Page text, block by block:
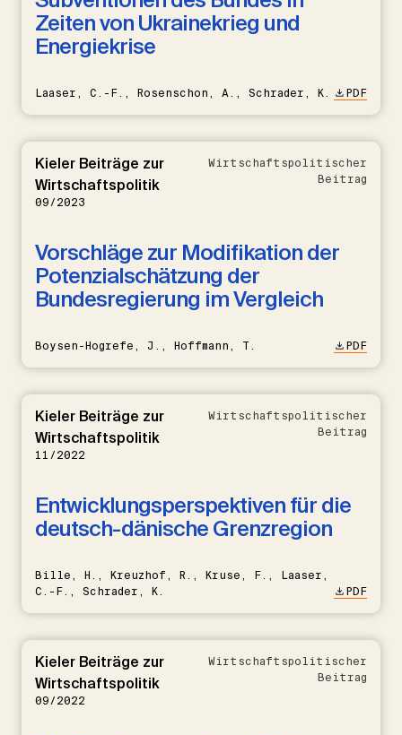
Zeiten von Ukrainekrieg und
Energiekrise
Laaser, C.-F., Rosenschon, A., Schrader, K. PDF
Kieler Beiträge zur
Wirtschaftspolitik
09/2023
Wirtschaftspolitischer
Beitrag
Vorschläge zur Modifikation der
Potenzialschätzung der
Bundesregierung im Vergleich
Boysen-Hogrefe, J., Hoffmann, T. PDF
Kieler Beiträge zur
Wirtschaftspolitik
11/2022
Wirtschaftspolitischer
Beitrag
Entwicklungsperspektiven für die
deutsch-dänische Grenzregion
Bille, H., Kreuzhof, R., Kruse, F., Laaser,
C.-F., Schrader, K.
PDF
Kieler Beiträge zur
Wirtschaftspolitik
09/2022
Wirtschaftspolitischer
Beitrag